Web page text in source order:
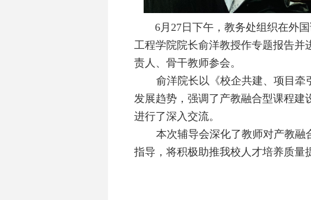
6月 27日下午，教务处组织在外
工程学院院长俞洋教授作专题报告并
责人、骨干教师参会。
俞洋院长以《校企共建、项目牵
发展趋势，强调了产教融合型课程建
进行了深入交流。
本次辅导会深化了教师对产教融
指导，将积极助推我校人才培养质量